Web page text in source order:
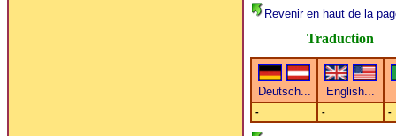
Revenir en haut de la
Traduction
- - -